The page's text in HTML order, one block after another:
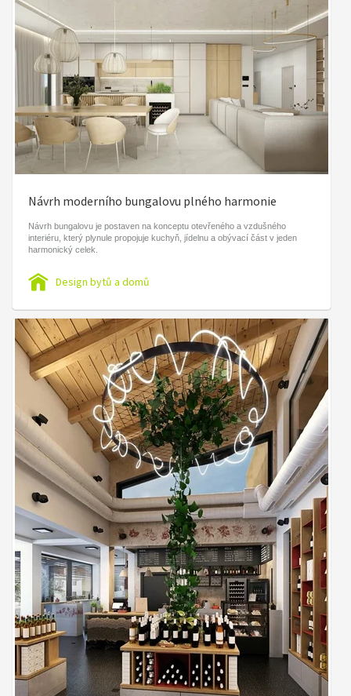
Návrh moderního bungalovu plného harmonie
Návrh bungalovu je postaven na konceptu otevřeného a vzdušného
interiéru, který plynule propojuje kuchyň, jídelnu a obývací část v jeden
harmonický celek.
Design bytů a domů